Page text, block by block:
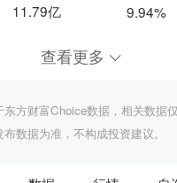
11.79亿 9.94%
查看更多
方财富Choice数据，相关数据
数据为准，不构成投资建议。